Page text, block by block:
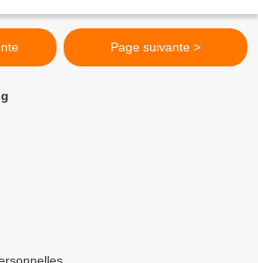
Page suivante >